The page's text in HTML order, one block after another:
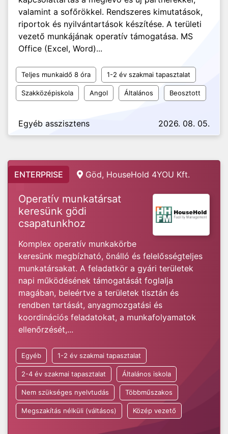
valamint a sofőrökkel. Rendszeres kimutatások,
riportok és nyilvántartások készítése. A területi
vezető munkájának operatív támogatása. MS
Office (Excel, Word)...
Teljes munkaidő 8 óra 1-2 év szakmai tapasztalat
Szakközépiskola Angol Általános Beosztott
Egyéb asszisztens 2026. 08. 05.
ENTERPRISE Göd, HouseHold 4YOU Kft.
Operatív munkatársat
keresünk gödi
csapatunkhoz
Komplex operatív munkakörbe
keresünk megbízható, önálló és felelősségteljes
munkatársakat. A feladatkör a gyári területek
napi működésének támogatását foglalja
magában, beleértve a területek tisztán és
rendben tartását, anyagmozgatási és
koordinációs feladatokat, a munkafolyamatok
ellenőrzését,...
Egyéb 1-2 év szakmai tapasztalat
2-4 év szakmai tapasztalat Általános iskola
Nem szükséges nyelvtudás Többműszakos
Megszakítás nélküli (váltásos) Közép vezető